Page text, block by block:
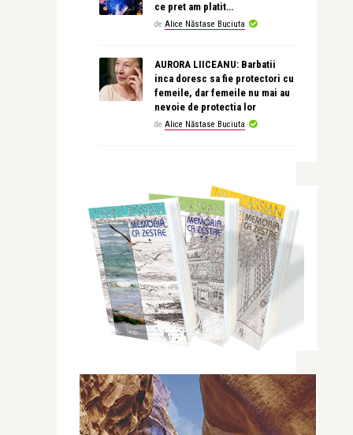
ce pret am platit…
de Alice Năstase Buciuta
AURORA LIICEANU: Barbatii
inca doresc sa fie protectori cu
femeile, dar femeile nu mai au
nevoie de protectia lor
de Alice Năstase Buciuta